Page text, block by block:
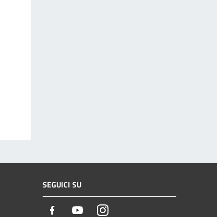
SEGUICI SU
Facebook YoutubeInstagram